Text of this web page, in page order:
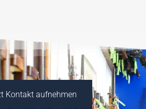
Kontakt aufnehmen